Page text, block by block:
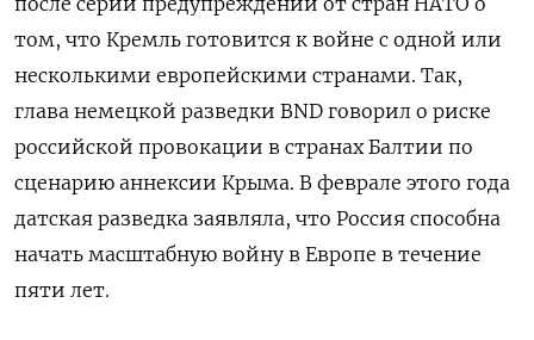
том, что Кремль готовится к войне с одной или
несколькими европейскими странами. Так,
глава немецкой разведки BND говорил о риске
российской провокации в странах Балтии по
сценарию аннексии Крыма. В феврале этого года
датская разведка заявляла, что Россия способна
начать масштабную войну в Европе в течение
пяти лет.